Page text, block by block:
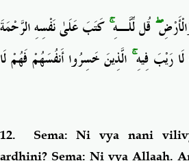
ۖقُل لِّلَّـهِۚكَتَبَ عَلَىٰ نَفْسِهِ الرَّحْمَةَ
رَيْبَ فِيهِۚ الَّذِينَ خَسِرُوا أَنفُسَهُمْ فَهُمْ لَا
12. Sema: Ni vya nani
ardhini? Sema: Ni vya Allaah.